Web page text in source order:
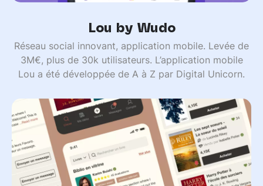
Lou by Wudo
Réseau social innovant, application mobile. Levée de
3M€, plus de 30k utilisateurs. L’application mobile
Lou a été développée de A à Z par Digital Unicorn.